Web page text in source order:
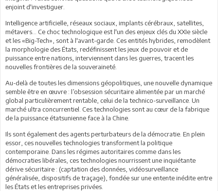
enjoint d'investiguer.
Intelligence artificielle, réseaux sociaux, implants cérébraux, satellites,
métavers... Ce choc technologique est l'un des enjeux clés du XXIe siècle
et les «Big-Tech», sont à l'avant-garde. Ces entités hybrides, remodèlent
la morphologie des États, redéfinissent les jeux de pouvoir et de
puissance entre nations, interviennent dans les guerres, tracent les
nouvelles frontières de la souveraineté.
Au-delà de toutes les dimensions géopolitiques, une nouvelle dynamique
semble être en œuvre : l’obsession sécuritaire alimentée par un marché
global particulièrement rentable, celui de la technico-surveillance. Un
marché ultra concurrentiel. Ces technologies sont au cœur de la fabrique
de la puissance étatsunienne face à la Chine.
Ils sont également des agents perturbateurs de la démocratie. En plein
essor, ces nouvelles technologies transforment la politique
contemporaine. Dans les régimes autoritaires comme dans les
démocraties libérales, ces technologies nourrissent une inquiétante
dérive sécuritaire : (captation des données, vidéosurveillance
généralisée, dispositifs de traçage), fondée sur une entente inédite entre
les États et les entreprises privées.